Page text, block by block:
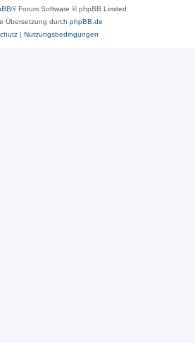
® Forum Software © phpBB Limited
Übersetzung durch phpBB.de
| Nutzungsbedingungen